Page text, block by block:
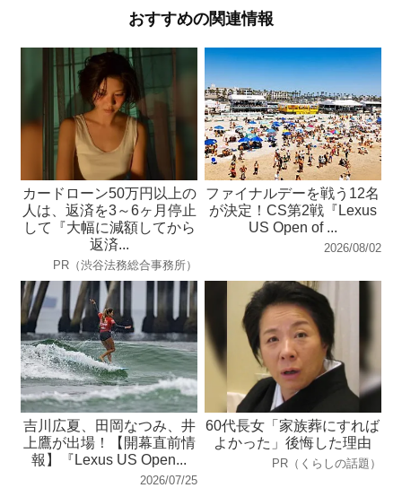
おすすめの関連情報
カードローン50万円以上の
人は、返済を3～6ヶ月停止
して『大幅に減額してから
返済...
PR（渋谷法務総合事務所）
ファイナルデーを戦う12名
が決定！CS第2戦『Lexus
US Open of ...
2026/08/02
吉川広夏、田岡なつみ、井
上鷹が出場！【開幕直前情
報】『Lexus US Open...
2026/07/25
60代長女「家族葬にすれば
よかった」後悔した理由
PR（くらしの話題）